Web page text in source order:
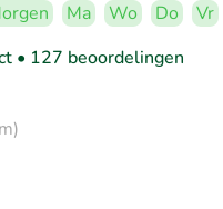
Ma Wo Do
Vr
• 127 beoordelingen